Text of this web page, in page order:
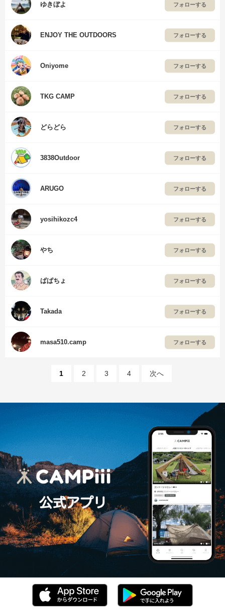
ゆきぼよ フォローする
ENJOY THE OUTDOORS フォローする
Oniyome フォローする
TKG CAMP フォローする
どらどら フォローする
3838Outdoor フォローする
ARUGO フォローする
yosihikozc4 フォローする
やち フォローする
ぱぱちょ フォローする
Takada フォローする
masa510.camp フォローする
1 2 3 4 次へ